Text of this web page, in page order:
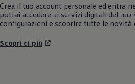
Crea il tuo account personale ed entra
potrai accedere ai servizi digitali del tuo
configurazioni e scoprire tutte le novità
Scopri di più